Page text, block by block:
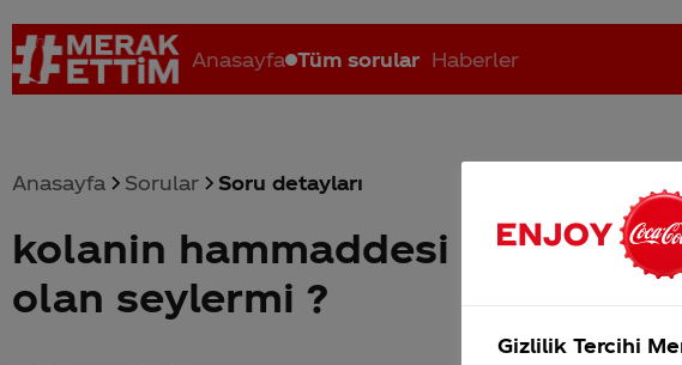
Anasayfa Tüm sorular Haberler
Coca-Cola nerenin malı? Coca cola İsrail malı mı Yani ... Coca-Cola'nın
Anasayfa Sorular Soru detayları
kolanin hammaddesi hic
olan seylermi ?
Gizlilik Tercihi